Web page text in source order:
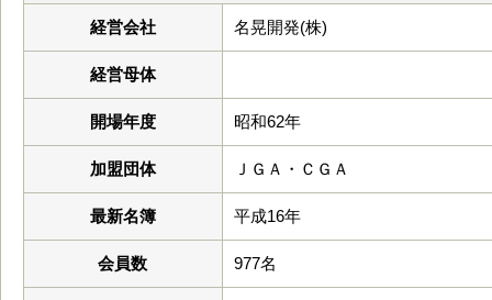
経営会社 名晃開発(株)
経営母体
開場年度 昭和62年
加盟団体 ＪＧＡ・ＣＧＡ
最新名簿 平成16年
会員数 977名